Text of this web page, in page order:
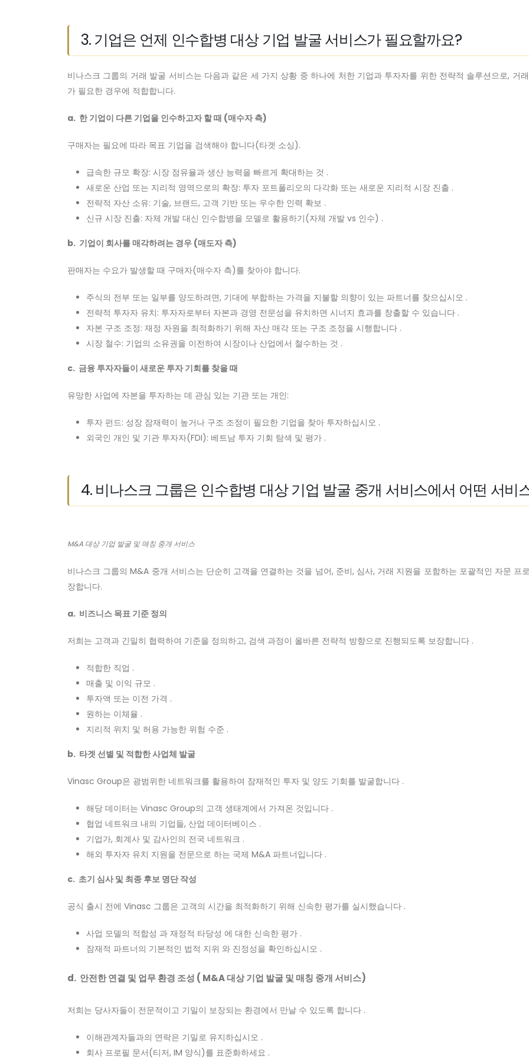
3. 기업은 언제 인수합병 대상 기업 발굴 서비스가 필요할까요?
비나스크 그룹의 거래 발굴 서비스는 다음과 같은 세 가지 상황 중 하나에 처한 기업과 투자자를 위한 전략적 솔루션으로, 거
가 필요한 경우에 적합합니다.
a. 한 기업이 다른 기업을 인수하고자 할 때 (매수자 측)
구매자는 필요에 따라 목표 기업을 검색해야 합니다(타겟 소싱).
급속한 규모 확장: 시장 점유율과 생산 능력을 빠르게 확대하는 것 .
새로운 산업 또는 지리적 영역으로의 확장: 투자 포트폴리오의 다각화 또는 새로운 지리적 시장 진출 .
전략적 자산 소유: 기술, 브랜드, 고객 기반 또는 우수한 인력 확보 .
신규 시장 진출: 자체 개발 대신 인수합병을 모델로 활용하기(자체 개발 vs 인수) .
b. 기업이 회사를 매각하려는 경우 (매도자 측)
판매자는 수요가 발생할 때 구매자(매수자 측)를 찾아야 합니다.
주식의 전부 또는 일부를 양도하려면, 기대에 부합하는 가격을 지불할 의향이 있는 파트너를 찾으십시오 .
전략적 투자자 유치: 투자자로부터 자본과 경영 전문성을 유치하면 시너지 효과를 창출할 수 있습니다 .
자본 구조 조정: 재정 자원을 최적화하기 위해 자산 매각 또는 구조 조정을 시행합니다 .
시장 철수: 기업의 소유권을 이전하여 시장이나 산업에서 철수하는 것 .
c. 금융 투자자들이 새로운 투자 기회를 찾을 때
유망한 사업에 자본을 투자하는 데 관심 있는 기관 또는 개인:
투자 펀드: 성장 잠재력이 높거나 구조 조정이 필요한 기업을 찾아 투자하십시오 .
외국인 개인 및 기관 투자자(FDI): 베트남 투자 기회 탐색 및 평가 .
4. 비나스크 그룹은 인수합병 대상 기업 발굴 중개 서비스에서 어떤 서비
M&A 대상 기업 발굴 및 매칭 중개 서비스
비나스크 그룹의 M&A 중개 서비스는 단순히 고객을 연결하는 것을 넘어, 준비, 심사, 거래 지원을 포함하는 포괄적인 자문 프
장합니다.
a. 비즈니스 목표 기준 정의
저희는 고객과 긴밀히 협력하여 기준을 정의하고, 검색 과정이 올바른 전략적 방향으로 진행되도록 보장합니다 .
적합한 직업 .
매출 및 이익 규모 .
투자액 또는 이전 가격 .
원하는 이체율 .
지리적 위치 및 허용 가능한 위험 수준 .
b. 타겟 선별 및 적합한 사업체 발굴
Vinasc Group은 광범위한 네트워크를 활용하여 잠재적인 투자 및 양도 기회를 발굴합니다 .
해당 데이터는 Vinasc Group의 고객 생태계에서 가져온 것입니다 .
협업 네트워크 내의 기업들, 산업 데이터베이스 .
기업가, 회계사 및 감사인의 전국 네트워크 .
해외 투자자 유치 지원을 전문으로 하는 국제 M&A 파트너입니다 .
c. 초기 심사 및 최종 후보 명단 작성
공식 출시 전에 Vinasc 그룹은 고객의 시간을 최적화하기 위해 신속한 평가를 실시했습니다 .
사업 모델의 적합성 과 재정적 타당성 에 대한 신속한 평가 .
잠재적 파트너의 기본적인 법적 지위 와 진정성을 확인하십시오 .
d. 안전한 연결 및 업무 환경 조성 ( M&A 대상 기업 발굴 및 매칭 중개 서비스)
저희는 당사자들이 전문적이고 기밀이 보장되는 환경에서 만날 수 있도록 합니다 .
이해관계자들과의 연락은 기밀로 유지하십시오 .
회사 프로필 문서(티저, IM 양식)를 표준화하세요 .